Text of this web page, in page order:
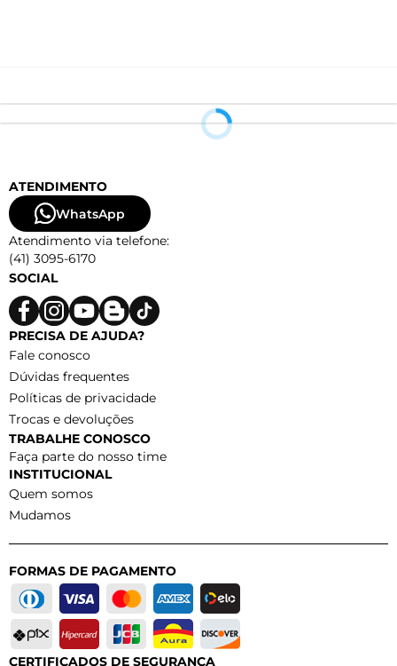
ATENDIMENTO
WhatsApp
Atendimento via telefone:
(41) 3095-6170
SOCIAL
PRECISA DE AJUDA?
Fale conosco
Dúvidas frequentes
Políticas de privacidade
Trocas e devoluções
TRABALHE CONOSCO
Faça parte do nosso time
INSTITUCIONAL
Quem somos
Mudamos
FORMAS DE PAGAMENTO
CERTIFICADOS DE SEGURANÇA